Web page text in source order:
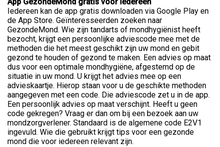
Iedereen kan de app gratis downloaden via Google Play en
de App Store. Geïnteresseerden zoeken naar
GezondeMond. Wie zijn tandarts of mondhygiënist heeft
bezocht, krijgt een persoonlijke adviescode mee met de
methoden die het meest geschikt zijn uw mond en gebit
gezond te houden of gezond te maken. Een advies op maat
dus voor een optimale mondhygiëne, afgestemd op de
situatie in uw mond. U krijgt het advies mee op een
advieskaartje. Hierop staan voor u de geschikte methoden
aangegeven met een code. Die adviescode zet u in de app.
Een persoonlijk advies op maat verschijnt. Heeft u geen
code gekregen? Vraag er dan om bij een bezoek aan uw
mondzorgverlener. Standaard is de algemene code E2V1
ingevuld. Wie die gebruikt krijgt tips voor een gezonde
mond die voor iedereen relevant zijn.